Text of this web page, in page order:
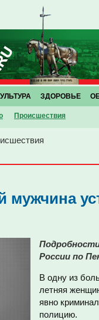
Проиcшествия
ЗДОРОВЬЕ
мужчина
России по
В одну из
летняя
явно
полицию.